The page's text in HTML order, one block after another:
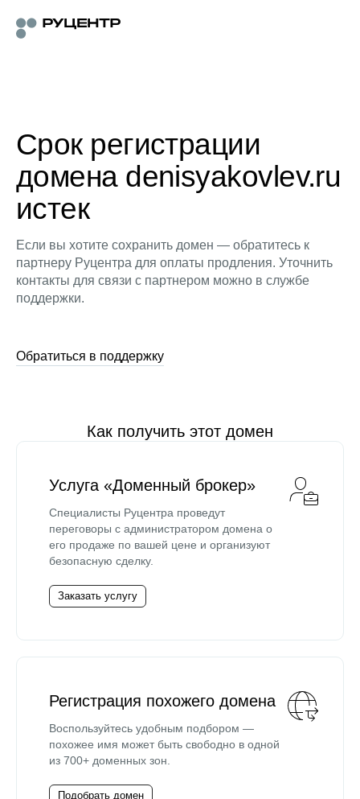
Срок регистрации
домена denisyakovlev.ru
истек
Если вы хотите сохранить домен — обратитесь к
партнеру Руцентра для оплаты продления. Уточнить
контакты для связи с партнером можно в службе
поддержки.
Обратиться в поддержку
Как получить этот домен
Услуга «Доменный брокер»
Специалисты Руцентра проведут
переговоры с администратором домена о
его продаже по вашей цене и организуют
безопасную сделку.
Заказать услугу
Регистрация похожего домена
Воспользуйтесь удобным подбором —
похожее имя может быть свободно в одной
из 700+ доменных зон.
Подобрать домен